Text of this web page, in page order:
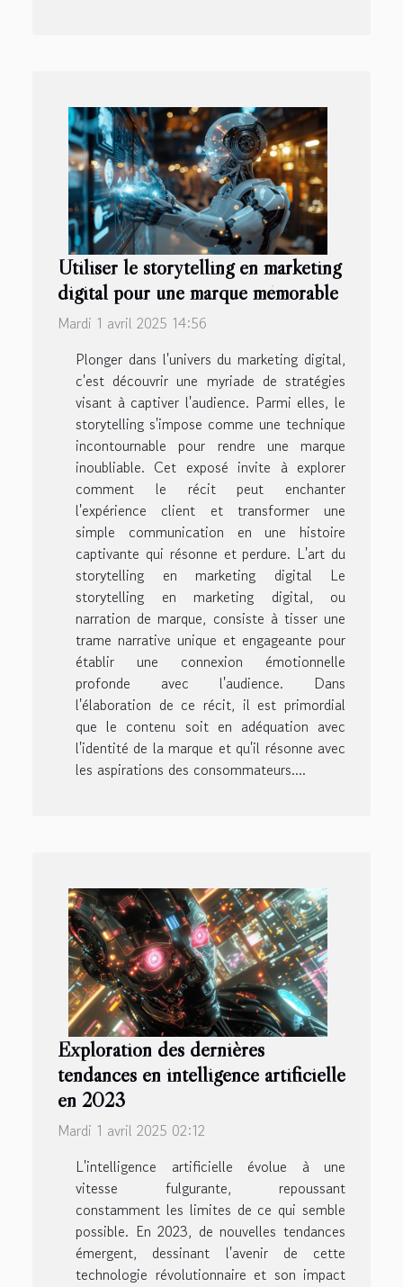
Utiliser le storytelling en marketing
digital pour une marque mémorable
Mardi 1 avril 2025 14:56
Plonger dans l'univers du marketing digital,
c'est découvrir une myriade de stratégies
visant à captiver l'audience. Parmi elles, le
storytelling s'impose comme une technique
incontournable pour rendre une marque
inoubliable. Cet exposé invite à explorer
comment le récit peut enchanter
l'expérience client et transformer une
simple communication en une histoire
captivante qui résonne et perdure. L'art du
storytelling en marketing digital Le
storytelling en marketing digital, ou
narration de marque, consiste à tisser une
trame narrative unique et engageante pour
établir une connexion émotionnelle
profonde avec l'audience. Dans
l'élaboration de ce récit, il est primordial
que le contenu soit en adéquation avec
l'identité de la marque et qu'il résonne avec
les aspirations des consommateurs....
Exploration des dernières
tendances en intelligence artificielle
en 2023
Mardi 1 avril 2025 02:12
L'intelligence artificielle évolue à une
vitesse fulgurante, repoussant
constamment les limites de ce qui semble
possible. En 2023, de nouvelles tendances
émergent, dessinant l'avenir de cette
technologie révolutionnaire et son impact